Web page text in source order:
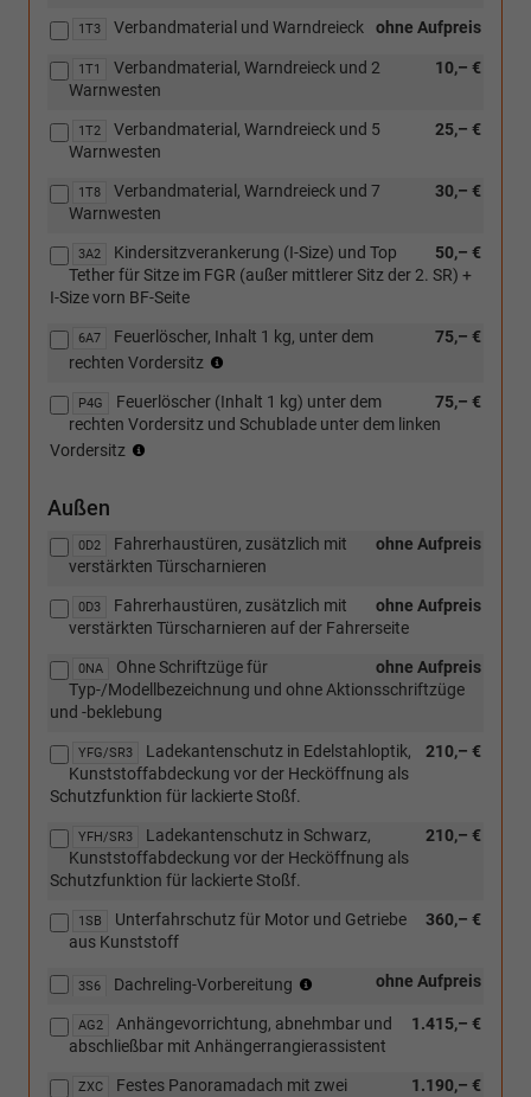
1T3 ohne Aufpreis
Verbandmaterial und Warndreieck
1T1 10,– €
Verbandmaterial, Warndreieck und 2
Warnwesten
1T2 25,– €
Verbandmaterial, Warndreieck und 5
Warnwesten
1T8 30,– €
Verbandmaterial, Warndreieck und 7
Warnwesten
3A2 50,– €
Kindersitzverankerung (I-Size) und Top
Tether für Sitze im FGR (außer mittlerer Sitz der 2. SR) +
I-Size vorn BF-Seite
6A7 75,– €
Feuerlöscher, Inhalt 1 kg, unter dem
rechten Vordersitz
Verbindung
mit
Sitze)
P4G 75,– €
Feuerlöscher (Inhalt 1 kg) unter dem
rechten Vordersitz und Schublade unter dem linken
Vordersitz
[ZWY]
Abwahl
ergoComfort
Sitze)
Außen
0D2 ohne Aufpreis
Fahrerhaustüren, zusätzlich mit
verstärkten Türscharnieren
0D3 ohne Aufpreis
Fahrerhaustüren, zusätzlich mit
verstärkten Türscharnieren auf der Fahrerseite
0NA ohne Aufpreis
Ohne Schriftzüge für
Typ-/Modellbezeichnung und ohne Aktionsschriftzüge
und -beklebung
YFG/SR3 210,– €
Ladekantenschutz in Edelstahloptik,
Kunststoffabdeckung vor der Hecköffnung als
Schutzfunktion für lackierte Stoßf.
YFH/SR3 210,– €
Ladekantenschutz in Schwarz,
Kunststoffabdeckung vor der Hecköffnung als
Schutzfunktion für lackierte Stoßf.
1SB 360,– €
Unterfahrschutz für Motor und Getriebe
aus Kunststoff
3S6 ohne Aufpreis
Dachreling-Vorbereitung
Dachreling)
AG2 1.415,– €
Anhängevorrichtung, abnehmbar und
abschließbar mit Anhängerrangierassistent
ZXC 1.190,– €
Festes Panoramadach mit zwei